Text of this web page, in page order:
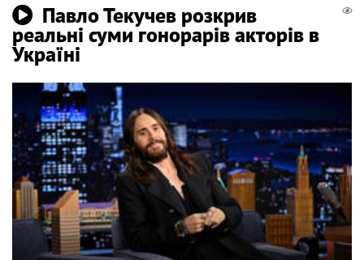
Павло Текучев розкрив
реальні суми гонорарів акторів в
Україні